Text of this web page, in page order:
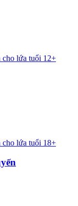
cho lứa tuổi 12+
cho lứa tuổi 18+